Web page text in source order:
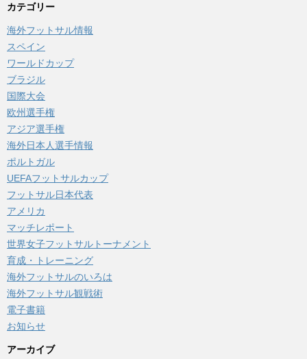
カテゴリー
海外フットサル情報
スペイン
ワールドカップ
ブラジル
国際大会
欧州選手権
アジア選手権
海外日本人選手情報
ポルトガル
UEFAフットサルカップ
フットサル日本代表
アメリカ
マッチレポート
世界女子フットサルトーナメント
育成・トレーニング
海外フットサルのいろは
海外フットサル観戦術
電子書籍
お知らせ
アーカイブ